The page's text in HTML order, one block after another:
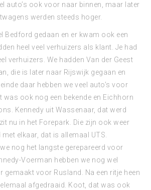
auto’s ook voor naar binnen, maar later
werden steeds hoger.
Bedford gedaan en er kwam ook een
heel veel verhuizers als klant. Je had
verhuizers. We hadden Van der Geest
die is later naar Rijswijk gegaan en
daar hebben we veel auto’s voor
was ook nog een bekende en Eichhorn
Kennedy uit Wassenaar, dat werd
nu in het Forepark. Die zijn ook weer
elkaar, dat is allemaal UTS.
nog het langste gerepareerd voor
Voerman hebben we nog wel
gemaakt voor Rusland. Na een ritje heen
afgedraaid. Koot, dat was ook